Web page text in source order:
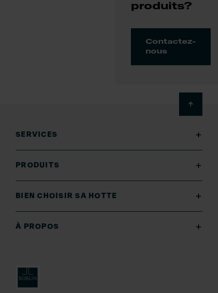
produits?
Contactez-
nous
SERVICES
PRODUITS
BIEN CHOISIR SA HOTTE
À PROPOS